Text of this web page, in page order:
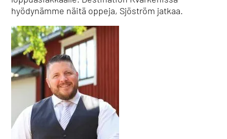
hyödynämme näitä oppeja, Sjöström jatkaa.